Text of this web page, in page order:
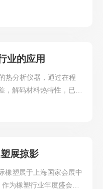
持续” 为主题，汇聚全
业的应用
热分析仪器，通过在程
，解码材料热特性，已深
障产品可靠性、推动技术
展掠影
橡塑展于上海国家会展中
为橡塑行业年度盛会，